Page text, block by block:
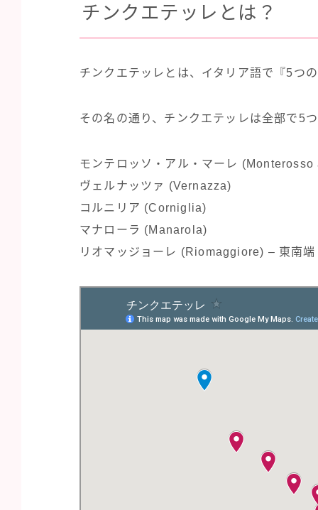
チンクエテッレとは？
チンクエテッレとは、イタリア語で『5つ
その名の通り、チンクエテッレは全部で5
モンテロッソ・アル・マーレ (Monterosso
ヴェルナッツァ (Vernazza)
コルニリア (Corniglia)
マナローラ (Manarola)
リオマッジョーレ (Riomaggiore) – 東南端